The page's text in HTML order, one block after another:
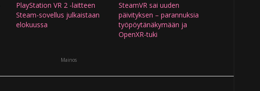
PlayStation VR 2 -laitteen
Steam-sovellus julkaistaan
elokuussa
SteamVR sai uuden
päivityksen – parannuksia
työpöytänäkymään ja
OpenXR-tuki
Mainos